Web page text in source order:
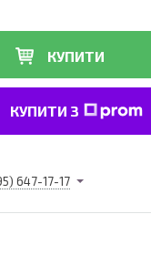
КУПИТИ
КУПИТИ З
647-17-17